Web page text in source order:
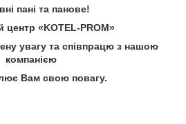
пані та панове!
центр «KOTEL-PROM»
увагу та співпрацю з нашою
компанією
Вам свою повагу.